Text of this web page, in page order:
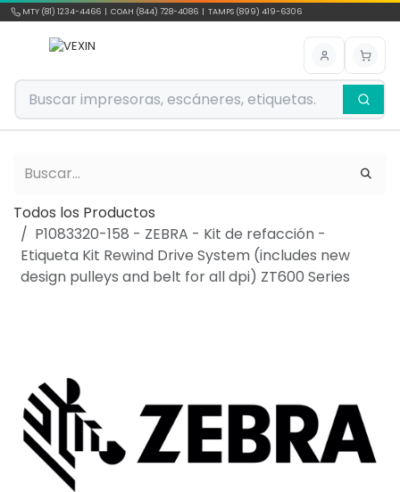
Ir al contenido
MTY (81) 1234-4466 | COAH (844) 728-4086 | TAMPS (899) 419-6306
Todos los Productos
P1083320-158 - ZEBRA - Kit de refacción -
Etiqueta Kit Rewind Drive System (includes new
design pulleys and belt for all dpi) ZT600 Series